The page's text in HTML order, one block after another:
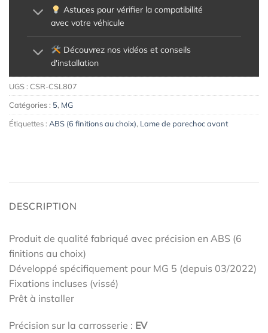
Astuces pour vérifier la compatibilité
avec votre véhicule
Découvrez nos vidéos et conseils
d'installation
UGS : CSR-CSL807
Catégories : 5, MG
Étiquettes : ABS (6 finitions au choix), Lame de parechoc avant
DESCRIPTION
Produit de qualité fabriqué avec précision en ABS (6
finitions au choix)
Développé spécifiquement pour MG 5 (depuis 03/2022)
Fixations incluses (vissé)
Prêt à installer
Précision sur la carrosserie : EV